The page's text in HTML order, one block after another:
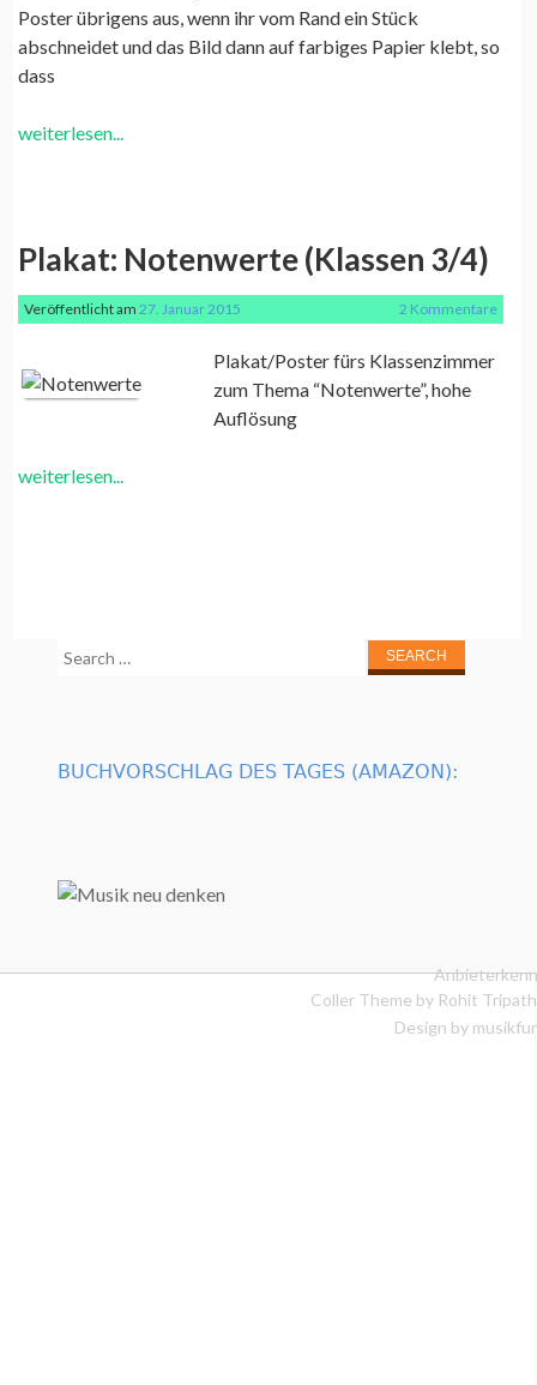
Poster übrigens aus, wenn ihr vom Rand ein Stück
abschneidet und das Bild dann auf farbiges Papier klebt, so
dass
weiterlesen...
Plakat: Notenwerte (Klassen 3/4)
Veröffentlicht am27. Januar 2015 2 Kommentare
Plakat/Poster fürs Klassenzimmer
zum Thema “Notenwerte”, hohe
Auflösung
weiterlesen...
Search
BUCHVORSCHLAG DES TAGES (AMAZON):
Coller Theme by Rohit
Design by